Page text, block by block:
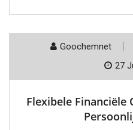
Goochemnet
27
Flexibele Financiële